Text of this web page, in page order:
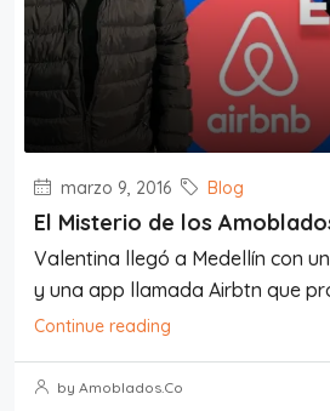
marzo 9, 2016 Blog
El Misterio de los
Valentina llegó a Medellín con
y una app llamada Airbtn que
Continue reading
by Amoblados.Co